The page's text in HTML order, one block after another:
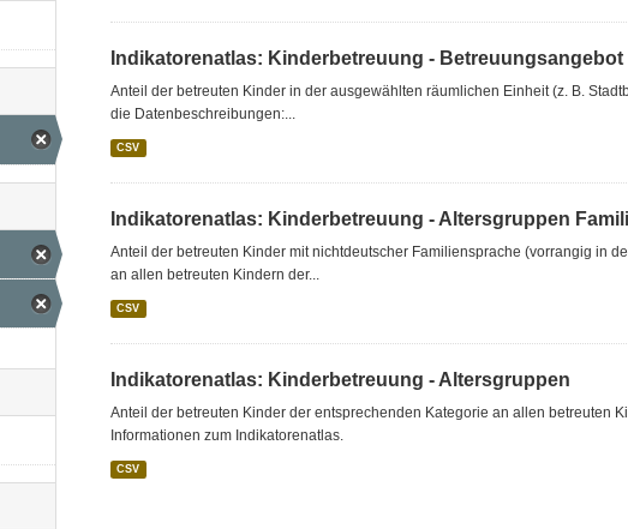
Indikatorenatlas: Kinderbetreuung - Betreuungsangebot
Anteil der betreuten Kinder in der ausgewählten räumlichen Einheit (z. B.
die Datenbeschreibungen:...
CSV
Indikatorenatlas: Kinderbetreuung - Altersgruppen
Anteil der betreuten Kinder mit nichtdeutscher Familiensprache (vorrangig in
an allen betreuten Kindern der...
CSV
Indikatorenatlas: Kinderbetreuung - Altersgruppen
Anteil der betreuten Kinder der entsprechenden Kategorie an allen betreuten
Informationen zum Indikatorenatlas.
CSV